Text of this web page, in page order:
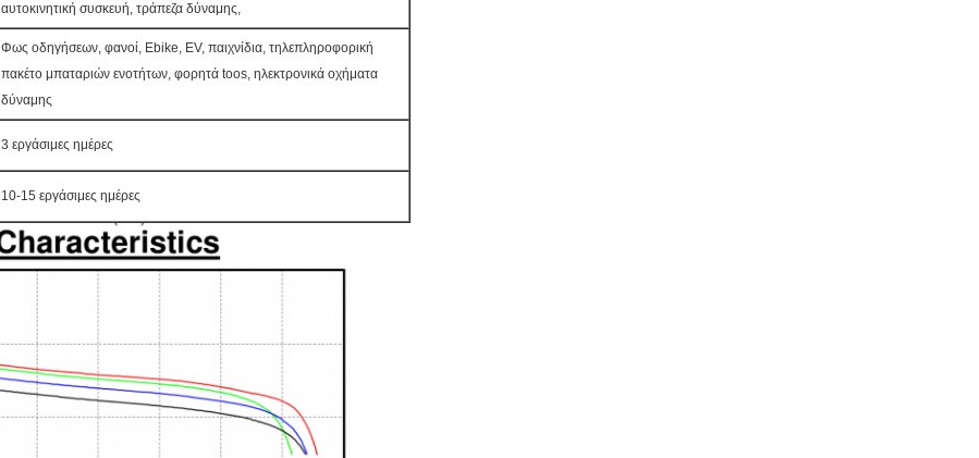
αυτοκινητική συσκευή, τράπεζα δύναμης,
Φως οδηγήσεων, φανοί, Ebike, EV, παιχνίδια, τηλεπληροφορική
πακέτο μπαταριών ενοτήτων, φορητά toos, ηλεκτρονικά οχήματα
δύναμης
3 εργάσιμες ημέρες
10-15 εργάσιμες ημέρες